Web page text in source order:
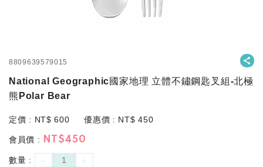
8809639579015
National Geographic國家地理 立體不鏽鋼匙叉組-北極
熊Polar Bear
定價 : NT$ 600 優惠價 : NT$ 450
會員價 : NT$450
數量 : － ＋